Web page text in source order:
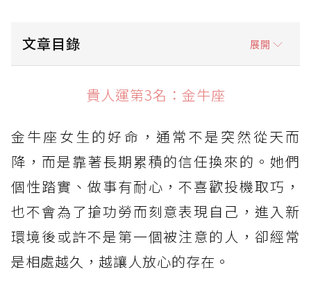
文章目錄 展開
貴人運第3名：金牛座
貴人運第1名：天秤座
貴人運第3名：金牛座
金牛座女生的好命，通常不是突然從天而
降，而是靠著長期累積的信任換來的。她們
個性踏實、做事有耐心，不喜歡投機取巧，
也不會為了搶功勞而刻意表現自己，進入新
環境後或許不是第一個被注意的人，卻經常
是相處越久，越讓人放心的存在。